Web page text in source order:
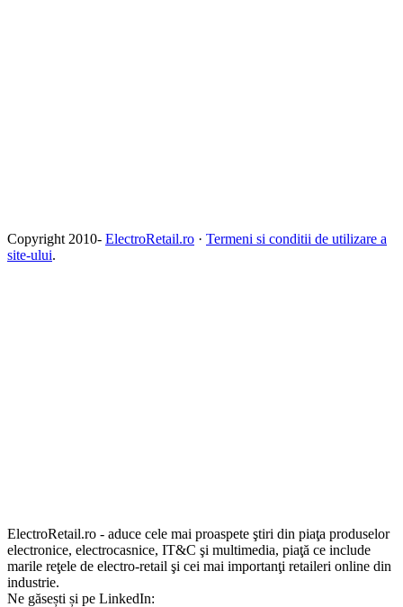
Copyright 2010- ElectroRetail.ro · Termeni si conditii de utilizare a
site-ului.
ElectroRetail.ro - aduce cele mai proaspete ştiri din piaţa produselor
electronice, electrocasnice, IT&C şi multimedia, piaţă ce include
marile reţele de electro-retail şi cei mai importanţi retaileri online din
industrie.
Ne găsești și pe LinkedIn: